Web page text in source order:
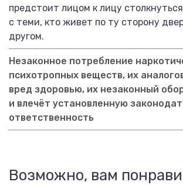
предстоит лицом к лицу
с теми, кто живет по ту сторону
другом.
Незаконное потребление
психотропных веществ, их
вред здоровью, их незаконный
и влечёт установленную
ответственность
Возможно, вам